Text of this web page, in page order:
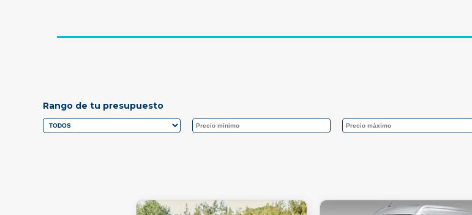
Rango de tu presupuesto